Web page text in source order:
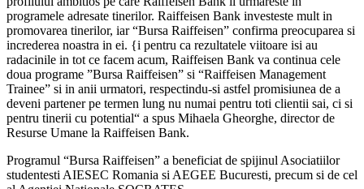
programele adresate tinerilor. Raiffeisen Bank investeste mult in
promovarea tinerilor, iar “Bursa Raiffeisen” confirma preocuparea si
increderea noastra in ei. {i pentru ca rezultatele viitoare isi au
radacinile in tot ce facem acum, Raiffeisen Bank va continua cele
doua programe ”Bursa Raiffeisen” si “Raiffeisen Management
Trainee” si in anii urmatori, respectindu-si astfel promisiunea de a
deveni partener pe termen lung nu numai pentru toti clientii sai, ci si
pentru tinerii cu potential“ a spus Mihaela Gheorghe, director de
Resurse Umane la Raiffeisen Bank.
Programul “Bursa Raiffeisen” a beneficiat de spijinul Asociatiilor
studentesti AIESEC Romania si AEGEE Bucuresti, precum si de cel